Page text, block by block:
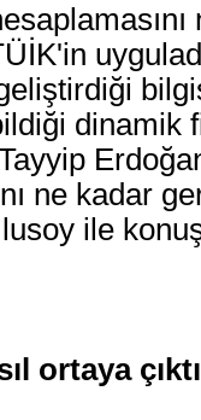
dinamik
ne kadar
ile
ortaya